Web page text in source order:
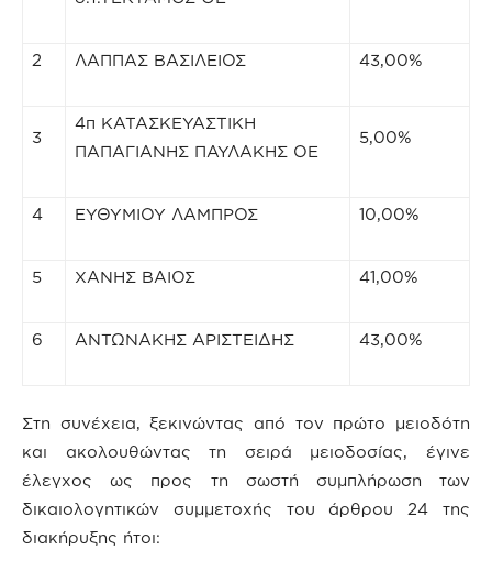
2 ΛΑΠΠΑΣ ΒΑΣΙΛΕΙΟΣ 43,00%
3
4π ΚΑΤΑΣΚΕΥΑΣΤΙΚΗ
ΠΑΠΑΓΙΑΝΗΣ ΠΑΥΛΑΚΗΣ ΟΕ
5,00%
4 ΕΥΘΥΜΙΟΥ ΛΑΜΠΡΟΣ 10,00%
5 ΧΑΝΗΣ ΒΑΙΟΣ 41,00%
6 ΑΝΤΩΝΑΚΗΣ ΑΡΙΣΤΕΙΔΗΣ 43,00%
Στη συνέχεια, ξεκινώντας από τον πρώτο μειοδότη
και ακολουθώντας τη σειρά μειοδοσίας, έγινε
έλεγχος ως προς τη σωστή συμπλήρωση των
δικαιολογητικών συμμετοχής του άρθρου 24 της
διακήρυξης ήτοι: